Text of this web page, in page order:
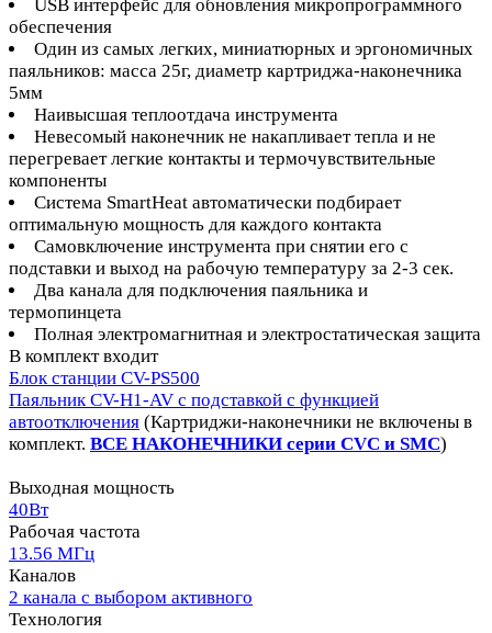
USB интерфейс для обновления микропрограммного
обеспечения
Один из самых легких, миниатюрных и эргономичных
паяльников: масса 25г, диаметр картриджа-наконечника
5мм
Наивысшая теплоотдача инструмента
Невесомый наконечник не накапливает тепла и не
перегревает легкие контакты и термочувствительные
компоненты
Система SmartHeat автоматически подбирает
оптимальную мощность для каждого контакта
Самовключение инструмента при снятии его с
подставки и выход на рабочую температуру за 2-3 сек.
Два канала для подключения паяльника и
термопинцета
Полная электромагнитная и электростатическая защита
В комплект входит
Блок станции CV-PS500
Паяльник CV-H1-AV с подставкой с функцией
автоотключения (Картриджи-наконечники не включены в
комплект. ВСЕ НАКОНЕЧНИКИ серии CVC и SMC)
Выходная мощность
40Вт
Рабочая частота
13.56 МГц
Каналов
2 канала с выбором активного
Технология